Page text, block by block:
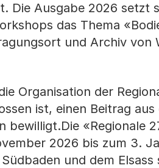
Die Ausgabe 2026 setzt
das Thema
und Archiv von
Organisation der
ist, einen Beitrag
«Regionale
2026 bis zum 3.
und dem